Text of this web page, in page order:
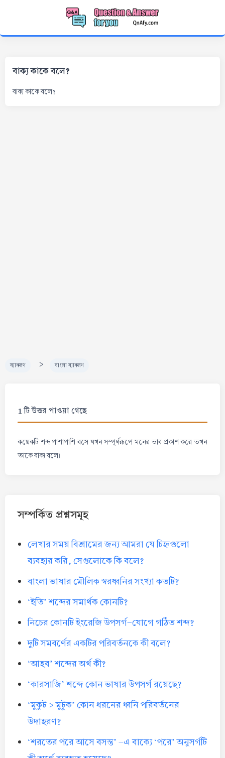
বাক্য কাকে বলে?
বাক্য কাকে বলে?
ব্যাকরণ > বাংলা ব্যাকরণ
1 টি উত্তর পাওয়া গেছে
কয়েকটি শব্দ পাশাপাশি বসে যখন সম্পূর্ণরূপে মনের ভাব প্রকাশ করে তখন
তাকে বাক্য বলে।
সম্পর্কিত প্রশ্নসমূহ
লেখার সময় বিশ্রামের জন্য আমরা যে চিহ্নগুলো
ব্যবহার করি, সেগুলোকে কি বলে?
বাংলা ভাষার মৌলিক স্বরধ্বনির সংখ্যা কতটি?
‘ইতি’ শব্দের সমার্থক কোনটি?
নিচের কোনটি ইংরেজি উপসর্গ-যোগে গঠিত শব্দ?
দুটি সমবর্ণের একটির পরিবর্তনকে কী বলে?
‘আহব’ শব্দের অর্থ কী?
‘কারসাজি’ শব্দে কোন ভাষার উপসর্গ রয়েছে?
‘মুকুট > মুটুক’ কোন ধরনের ধ্বনি পরিবর্তনের
উদাহরণ?
‘শরতের পরে আসে বসন্ত’ -এ বাক্যে ‘পরে’ অনুসর্গটি